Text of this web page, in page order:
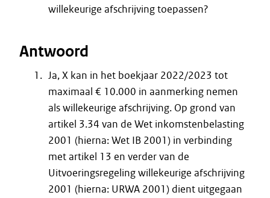
willekeurige afschrijving toepassen?
Antwoord
Ja, X kan in het boekjaar 2022/2023 tot
maximaal € 10.000 in aanmerking nemen
als willekeurige afschrijving. Op grond van
artikel 3.34 van de Wet inkomstenbelasting
2001 (hierna: Wet IB 2001) in verbinding
met artikel 13 en verder van de
Uitvoeringsregeling willekeurige afschrijving
2001 (hierna: URWA 2001) dient uitgegaan